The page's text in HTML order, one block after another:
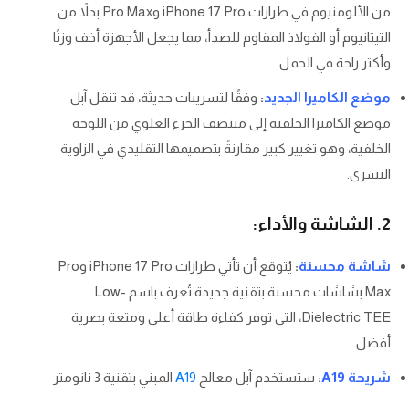
من الألومنيوم في طرازات iPhone 17 Pro وPro Max بدلاً من
التيتانيوم أو الفولاذ المقاوم للصدأ، مما يجعل الأجهزة أخف وزنًا
وأكثر راحة في الحمل.
موضع الكاميرا الجديد: وفقًا لتسريبات حديثة، قد تنقل آبل
موضع الكاميرا الخلفية إلى منتصف الجزء العلوي من اللوحة
الخلفية، وهو تغيير كبير مقارنةً بتصميمها التقليدي في الزاوية
اليسرى.
2. الشاشة والأداء:
شاشة محسنة:
يُتوقع أن تأتي طرازات iPhone 17 Pro وPro
Max بشاشات محسنة بتقنية جديدة تُعرف باسم Low-
Dielectric TEE، التي توفر كفاءة طاقة أعلى ومتعة بصرية
أفضل.
شريحة A19 : ستستخدم آبل معالج A19
المبني بتقنية 3 نانومتر